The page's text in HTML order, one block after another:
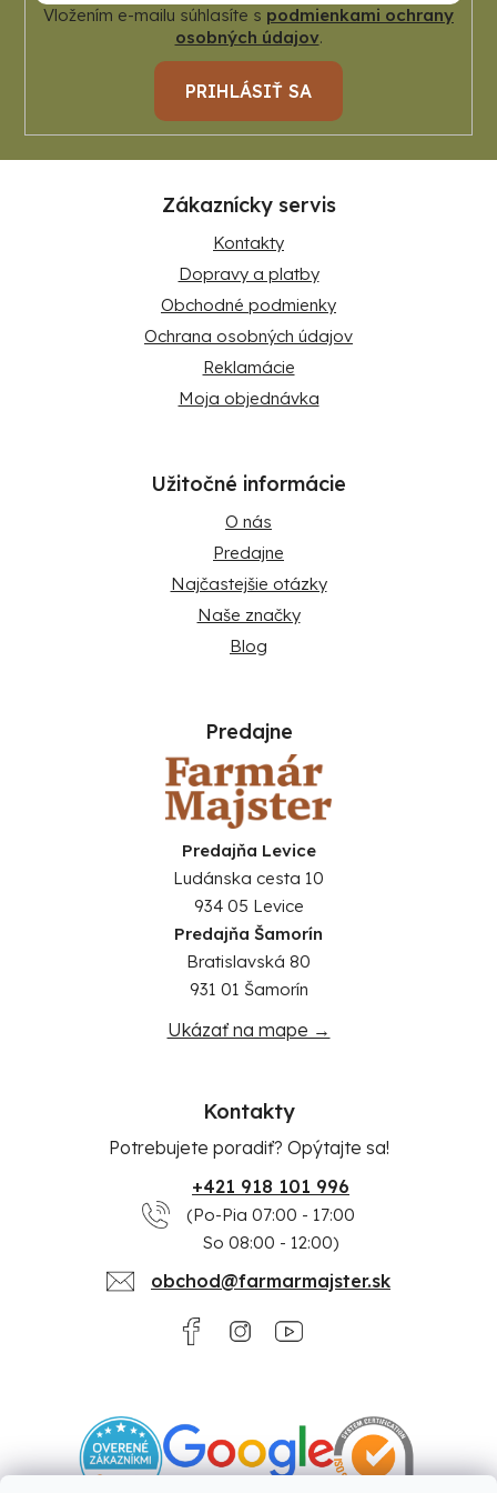
Vložením e-mailu súhlasíte s podmienkami ochrany
osobných údajov.
PRIHLÁSIŤ SA
Zákaznícky servis
Kontakty
Dopravy a platby
Obchodné podmienky
Ochrana osobných údajov
Reklamácie
Moja objednávka
Užitočné informácie
O nás
Predajne
Najčastejšie otázky
Naše značky
Blog
Predajne
Predajňa Levice
Ludánska cesta 10
934 05 Levice
Predajňa Šamorín
Bratislavská 80
931 01 Šamorín
Ukázať na mape →
Kontakty
Potrebujete poradiť? Opýtajte sa!
+421 918 101 996
(Po-Pia 07:00 - 17:00
So 08:00 - 12:00)
obchod@farmarmajster.sk